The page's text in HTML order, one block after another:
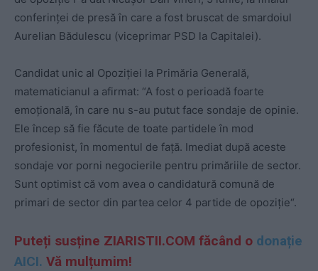
conferinței de presă în care a fost bruscat de smardoiul
Aurelian Bădulescu (viceprimar PSD la Capitalei).
Candidat unic al Opoziției la Primăria Generală,
matematicianul a afirmat: “A fost o perioadă foarte
emoțională, în care nu s-au putut face sondaje de opinie.
Ele încep să fie făcute de toate partidele în mod
profesionist, în momentul de față. Imediat după aceste
sondaje vor porni negocierile pentru primăriile de sector.
Sunt optimist că vom avea o candidatură comună de
primari de sector din partea celor 4 partide de opoziție“.
Puteți susține ZIARISTII.COM făcând o donație
AICI. Vă mulțumim!